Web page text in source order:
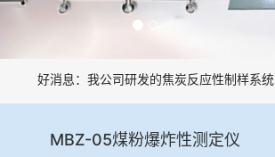
好消息：我公司研发的焦炭反应性制样系统
MBZ-05煤粉爆炸性测定仪